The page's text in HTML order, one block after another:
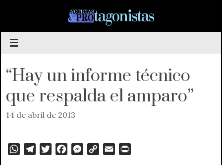
contenido
“Hay un informe técnico
que respalda el amparo”
14 de abril de 2013
W
M